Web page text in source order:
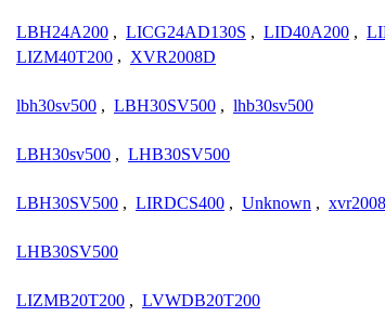
LBH24A200 , LICG24AD130S , LID40A200 ,
LIZM40T200 , XVR2008D
lbh30sv500 , LBH30SV500 , lhb30sv500
LBH30sv500 , LHB30SV500
LBH30SV500 , LIRDCS400 , Unknown ,
LHB30SV500
LIZMB20T200 , LVWDB20T200